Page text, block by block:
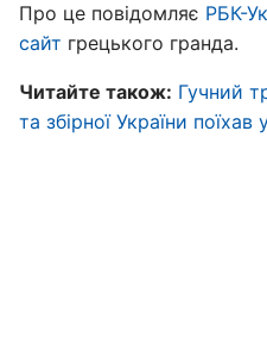
Про це повідомляє РБК-
сайт грецького гранда.
Читайте також: Гучний
та збірної України поїхав